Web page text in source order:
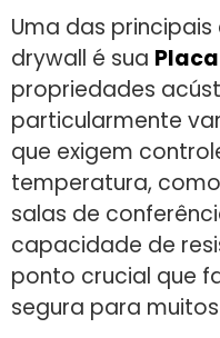
Uma das
drywall é sua
propriedades
particularmente
que exigem
temperatura,
salas de
capacidade de
ponto crucial que
segura para